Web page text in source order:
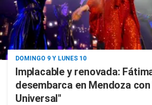
DOMINGO 9 Y LUNES 10
Implacable y renovada:
desembarca en Mendoza
Universal"